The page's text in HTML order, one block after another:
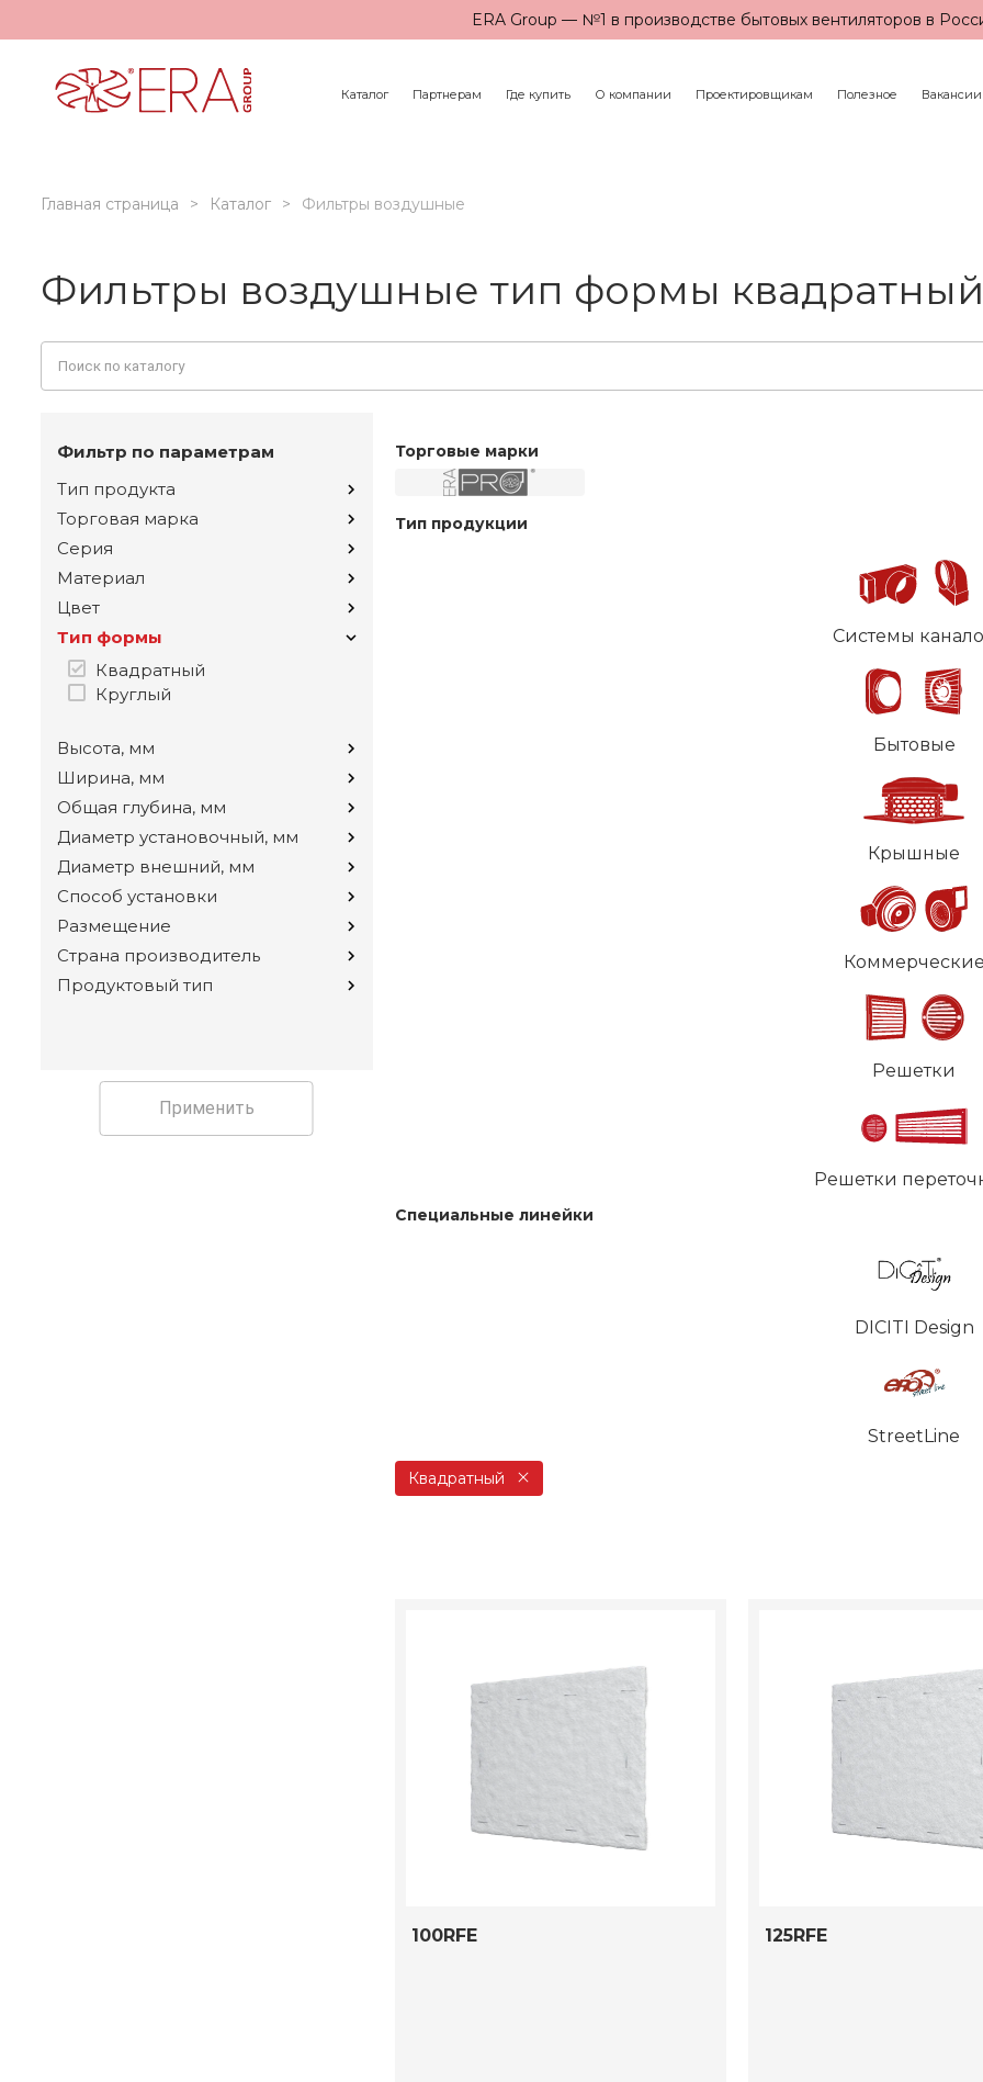
ERA Group — №1 в производстве бытовых вентиляторов в
Каталог Партнерам Где купить О компании Проектировщикам Полезное Вакансии
Главная страница Каталог Фильтры воздушные
Фильтры воздушные тип формы квадратный
Фильтр по параметрам
Тип продукта
Торговая марка
Серия
Материал
Цвет
Тип формы
Квадратный
Круглый
Высота, мм
Ширина, мм
Общая глубина, мм
Диаметр установочный, мм
Диаметр внешний, мм
Способ установки
Размещение
Страна производитель
Продуктовый тип
Применить
Торговые марки
Тип продукции
Системы
Бытовые
Крышные
Решетки
Решетки
Специальные линейки
DICITI Design
StreetLine
Квадратный
100RFE 125RFE